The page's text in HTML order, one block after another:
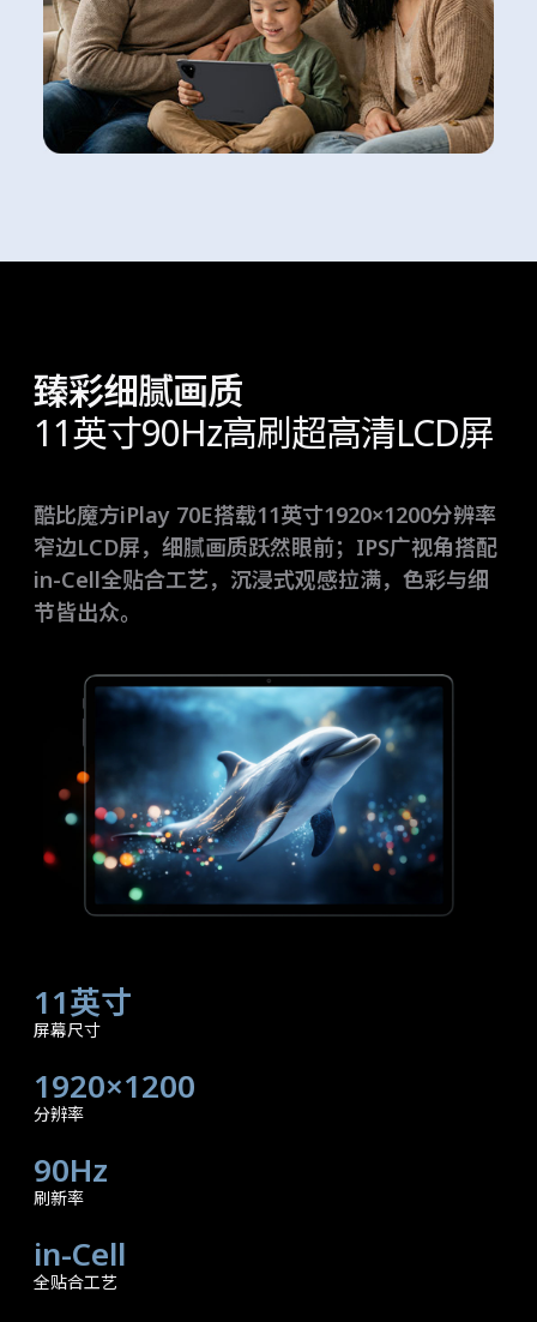
臻彩细腻画质
11英寸90Hz高刷超高清LCD屏
酷比魔方iPlay 70E搭载11英寸1920×1200分辨率
窄边LCD屏，细腻画质跃然眼前；IPS广视角搭配
in-Cell全贴合工艺，沉浸式观感拉满，色彩与细
节皆出众。
11英寸
屏幕尺寸
1920×1200
分辨率
90Hz
刷新率
in-Cell
全贴合工艺